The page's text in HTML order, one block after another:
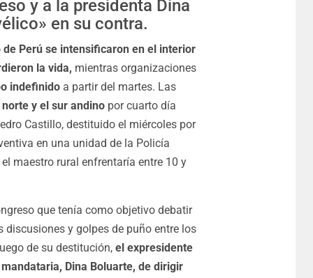
y a la presidenta Dina
en su contra.
Perú se intensificaron en el interior
la vida, mientras organizaciones
indefinidoa partir del martes. Las
y el sur andinopor cuarto día
Castillo, destituido el miércoles por
en una unidad de la Policía
maestro rural enfrentaría entre 10 y
que tenía como objetivo debatir
y golpes de puño entre los
de su destitución, el expresidente
Dina Boluarte, de dirigir